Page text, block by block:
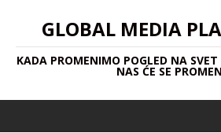
GLOBAL MEDIA
KADA PROMENIMO POGLED NA SVET
NAS ĆE SE